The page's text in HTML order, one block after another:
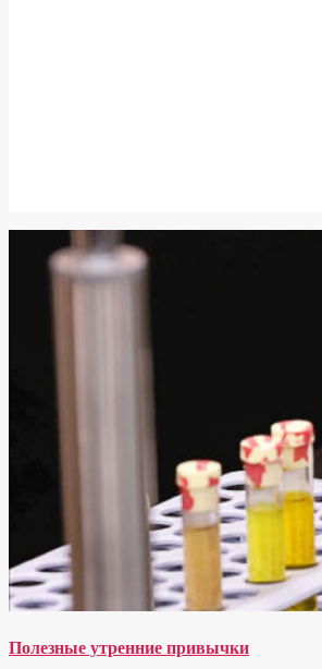
Полезные утренние привычки